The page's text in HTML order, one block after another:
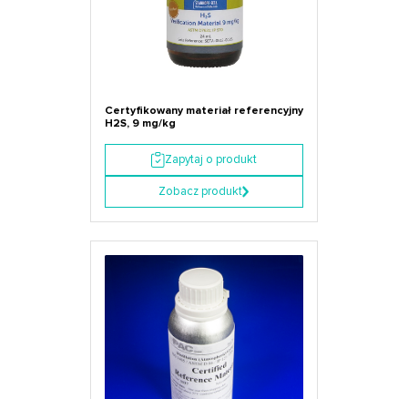
Certyfikowany materiał referencyjny
H2S, 9 mg/kg
Zapytaj o produkt
Zobacz produkt